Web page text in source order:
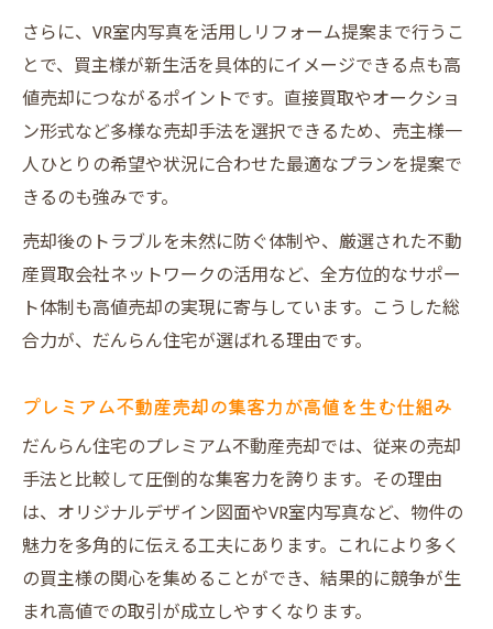
さらに、VR室内写真を活用しリフォーム提案まで行うこ
とで、買主様が新生活を具体的にイメージできる点も高
値売却につながるポイントです。直接買取やオークショ
ン形式など多様な売却手法を選択できるため、売主様一
人ひとりの希望や状況に合わせた最適なプランを提案で
きるのも強みです。
売却後のトラブルを未然に防ぐ体制や、厳選された不動
産買取会社ネットワークの活用など、全方位的なサポー
ト体制も高値売却の実現に寄与しています。こうした総
合力が、だんらん住宅が選ばれる理由です。
プレミアム不動産売却の集客力が高値を生む仕組み
だんらん住宅のプレミアム不動産売却では、従来の売却
手法と比較して圧倒的な集客力を誇ります。その理由
は、オリジナルデザイン図面やVR室内写真など、物件の
魅力を多角的に伝える工夫にあります。これにより多く
の買主様の関心を集めることができ、結果的に競争が生
まれ高値での取引が成立しやすくなります。